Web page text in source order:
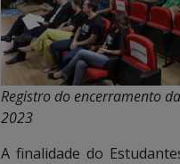
Registro do encerramento
2023
A finalidade do